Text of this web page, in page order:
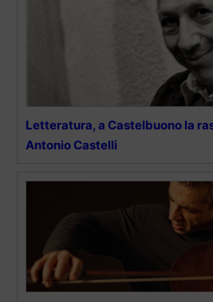
Letteratura, a Castelbuono la
Antonio Castelli